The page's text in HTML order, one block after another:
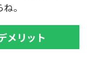
。
メリット